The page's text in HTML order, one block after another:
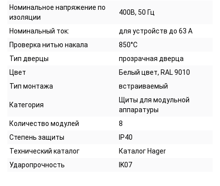
Номинальное напряжение по
изоляции
400В, 50 Гц
Номинальный ток:
для устройств до 63 А
Проверка нитью накала
850°C
Тип дверцы
прозрачная дверца
Цвет
Белый цвет, RAL 9010
Тип монтажа
встраиваемый
Категория
Щиты для модульной
аппаратуры
Количество модулей
8
Степень защиты
IP40
Технический каталог
Каталог Hager
Ударопрочность
IK07